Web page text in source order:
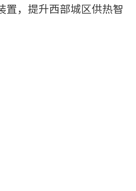
置，提升西部城区供热智